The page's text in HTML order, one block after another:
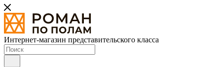
Интернет-магазин представительского класса